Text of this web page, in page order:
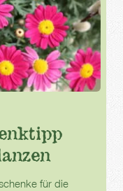
für die